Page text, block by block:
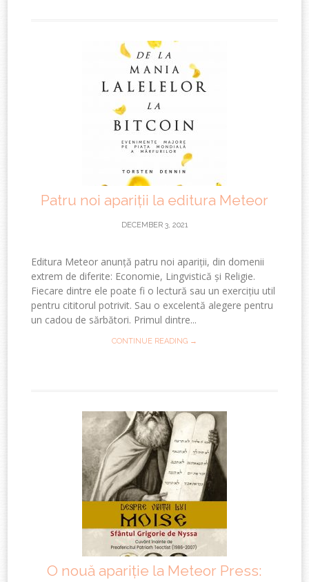
Patru noi apariții la editura Meteor
DECEMBER 3, 2021
Editura Meteor anunță patru noi apariții, din domenii
extrem de diferite: Economie, Lingvistică și Religie.
Fiecare dintre ele poate fi o lectură sau un exercițiu util
pentru cititorul potrivit. Sau o excelentă alegere pentru
un cadou de sărbători. Primul dintre...
CONTINUE READING →
O nouă apariție la Meteor Press: